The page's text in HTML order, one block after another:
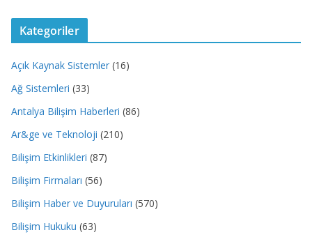
Kategoriler
Açık Kaynak Sistemler (16)
Ağ Sistemleri (33)
Antalya Bilişim Haberleri (86)
Ar&ge ve Teknoloji (210)
Bilişim Etkinlikleri (87)
Bilişim Firmaları (56)
Bilişim Haber ve Duyuruları (570)
Bilişim Hukuku (63)